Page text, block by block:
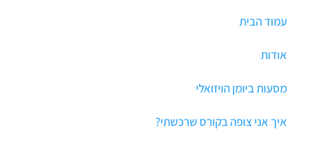
עמוד הבית
אודות
מסעות ביומן הויזואלי
איך אני צופה בקורס שרכשתי?